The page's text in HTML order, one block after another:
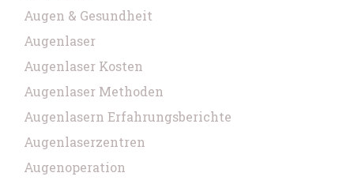
Augen & Gesundheit
Augenlaser
Augenlaser Kosten
Augenlaser Methoden
Augenlasern Erfahrungsberichte
Augenlaserzentren
Augenoperation